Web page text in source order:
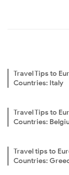
Travel Tips to
Countries: Italy
Travel Tips to
Countries:
Travel tips to
Countries: